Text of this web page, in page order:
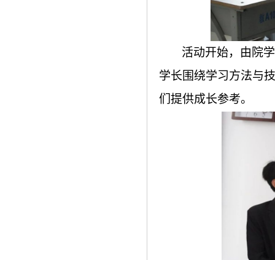
活动开始，由院
学长围绕学习方法与
们提供成长参考。